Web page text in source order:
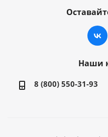
Наши
8 (800) 550-31-93